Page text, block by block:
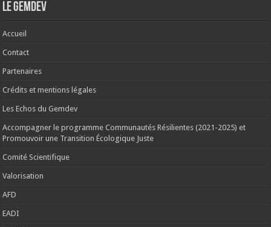
Le Gemdev
Accueil
Contact
Partenaires
Crédits et mentions légales
Les Echos du Gemdev
Accompagner le programme Communautés Résilientes (2021-2025) et
Promouvoir une Transition Écologique Juste
Comité Scientifique
Valorisation
AFD
EADI